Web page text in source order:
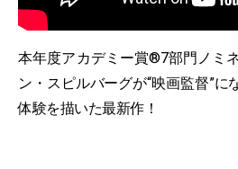
本年度アカデミー賞®7部門ノミ
ン・スピルバーグが“映画監督”
体験を描いた最新作！